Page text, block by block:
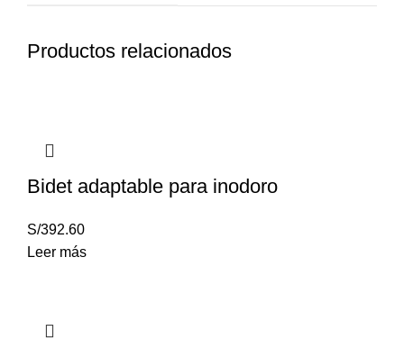
Productos relacionados
Bidet adaptable para inodoro
S/392.60
Leer más